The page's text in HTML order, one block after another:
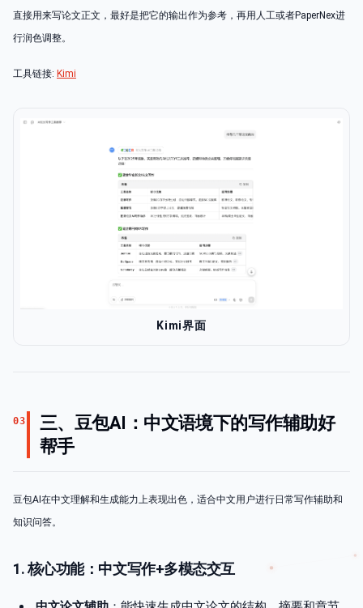
直接用来写论文正文，最好是把它的输出作为参考，再用人工或者PaperNex进
行润色调整。
工具链接: Kimi
Kimi界面
03
三、豆包AI：中文语境下的写作辅助好
帮手
豆包AI在中文理解和生成能力上表现出色，适合中文用户进行日常写作辅助和
知识问答。
1. 核心功能：中文写作+多模态交互